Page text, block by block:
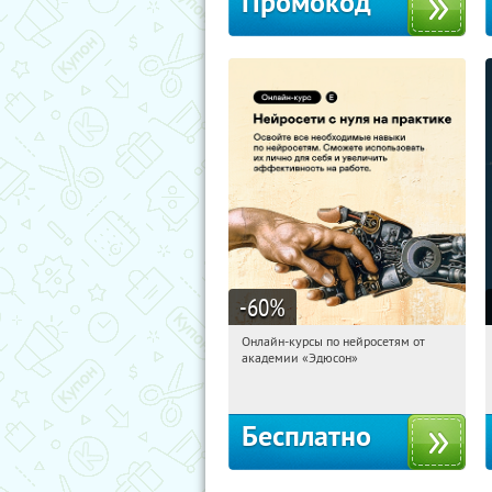
-60%
19:28:26 Получили:
Онлайн-курсы по нейросетям от
академии «Эдюсон»
Бесплатно